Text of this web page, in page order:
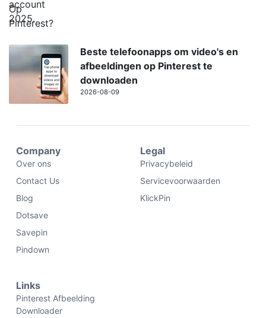
Beste telefoonapps om video's en
afbeeldingen op Pinterest te
downloaden
2026-08-09
Company
Over ons
Contact Us
Blog
Dotsave
Savepin
Pindown
Legal
Privacybeleid
Servicevoorwaarden
KlickPin
Links
Pinterest Afbeelding
Downloader